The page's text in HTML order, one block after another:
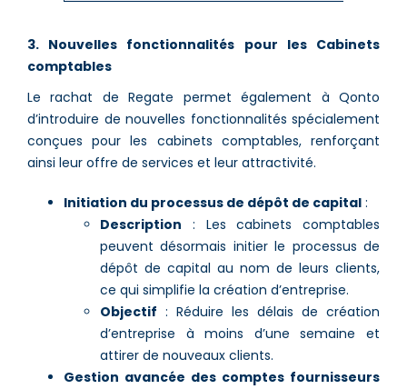
3. Nouvelles fonctionnalités pour les Cabinets
comptables
Le rachat de Regate permet également à Qonto
d’introduire de nouvelles fonctionnalités spécialement
conçues pour les cabinets comptables, renforçant
ainsi leur offre de services et leur attractivité.
Initiation du processus de dépôt de capital :
Description : Les cabinets comptables
peuvent désormais initier le processus de
dépôt de capital au nom de leurs clients,
ce qui simplifie la création d’entreprise.
Objectif : Réduire les délais de création
d’entreprise à moins d’une semaine et
attirer de nouveaux clients.
Gestion avancée des comptes fournisseurs